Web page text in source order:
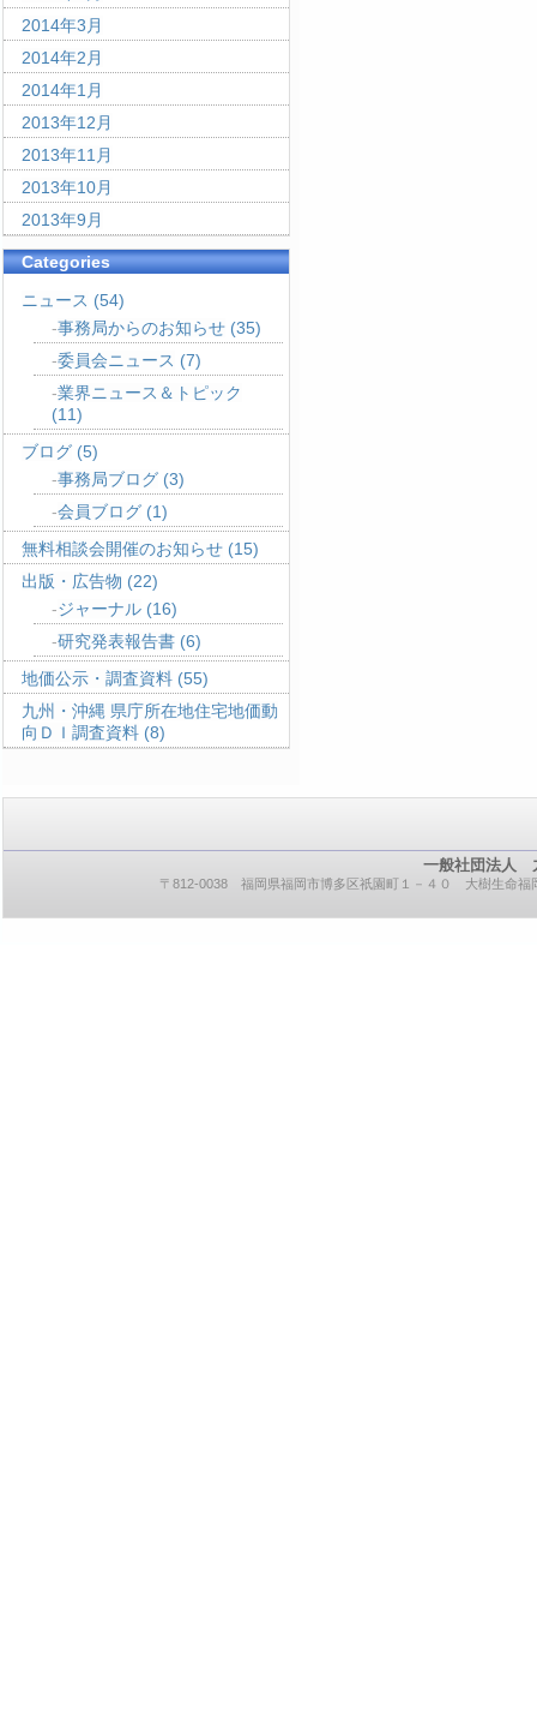
2014年3月
2014年2月
2014年1月
2013年12月
2013年11月
2013年10月
2013年9月
Categories
ニュース (54)
事務局からのお知らせ (35)
委員会ニュース (7)
業界ニュース＆トピック
(11)
ブログ (5)
事務局ブログ (3)
会員ブログ (1)
無料相談会開催のお知らせ (15)
出版・広告物 (22)
ジャーナル (16)
研究発表報告書 (6)
地価公示・調査資料 (55)
九州・沖縄 県庁所在地住宅地価動
向ＤＩ調査資料 (8)
一般社団法人
〒812-0038 福岡県福岡市博多区祇園町１－４０ 大樹生命